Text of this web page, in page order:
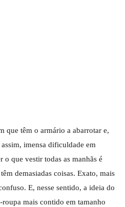
que têm o armário a abarrotar e,
assim, imensa dificuldade em
o que vestir todas as manhãs é
demasiadas coisas. Exato, mais
E, nesse sentido, a ideia do
mais contido em tamanho